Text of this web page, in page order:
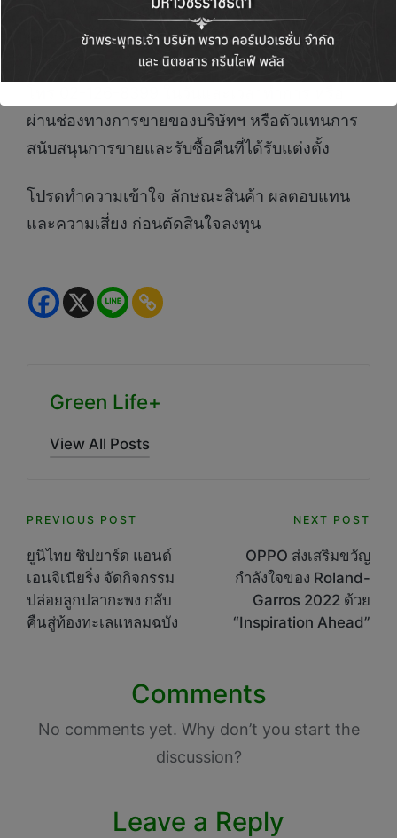
ทั้งนี้ หากสนใจลงทุน สามารถเข้าไปดูรายละเอียด
เพิ่มเติมได้ที่ www.TMBAMeastspring.com หรือ
โทร 1725 หรือ Thanachart Fund Eastspring
ผ่านช่องทางการขายของบริษัทฯ หรือตัวแทนการ
สนับสนุนการขายและรับซื้อคืนที่ได้รับแต่งตั้ง
โปรดทำความเข้าใจ ลักษณะสินค้า ผลตอบแทน
และความเสี่ยง ก่อนตัดสินใจลงทุน
Green Life+
View All Posts
Post
navigation
PREVIOUS POST
ยูนิไทย ชิปยาร์ด แอนด์
เอนจิเนียริ่ง จัดกิจกรรม
ปล่อยลูกปลากะพง กลับ
คืนสู่ท้องทะเลแหลมฉบัง
NEXT POST
OPPO ส่งเสริมขวัญ
กำลังใจของ Roland-
Garros 2022 ด้วย
“Inspiration Ahead”
Comments
No comments yet. Why don’t you start the
discussion?
Leave a Reply